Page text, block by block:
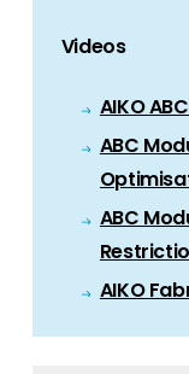
Videos
AIKO
ABC
ABC
AIKO